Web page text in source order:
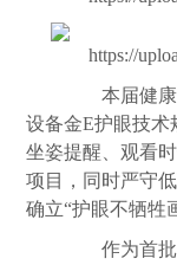
本届健康
设备金E护眼技
坐姿提醒、观看
项目，同时严守低
确立“护眼不牺牲
作为首批